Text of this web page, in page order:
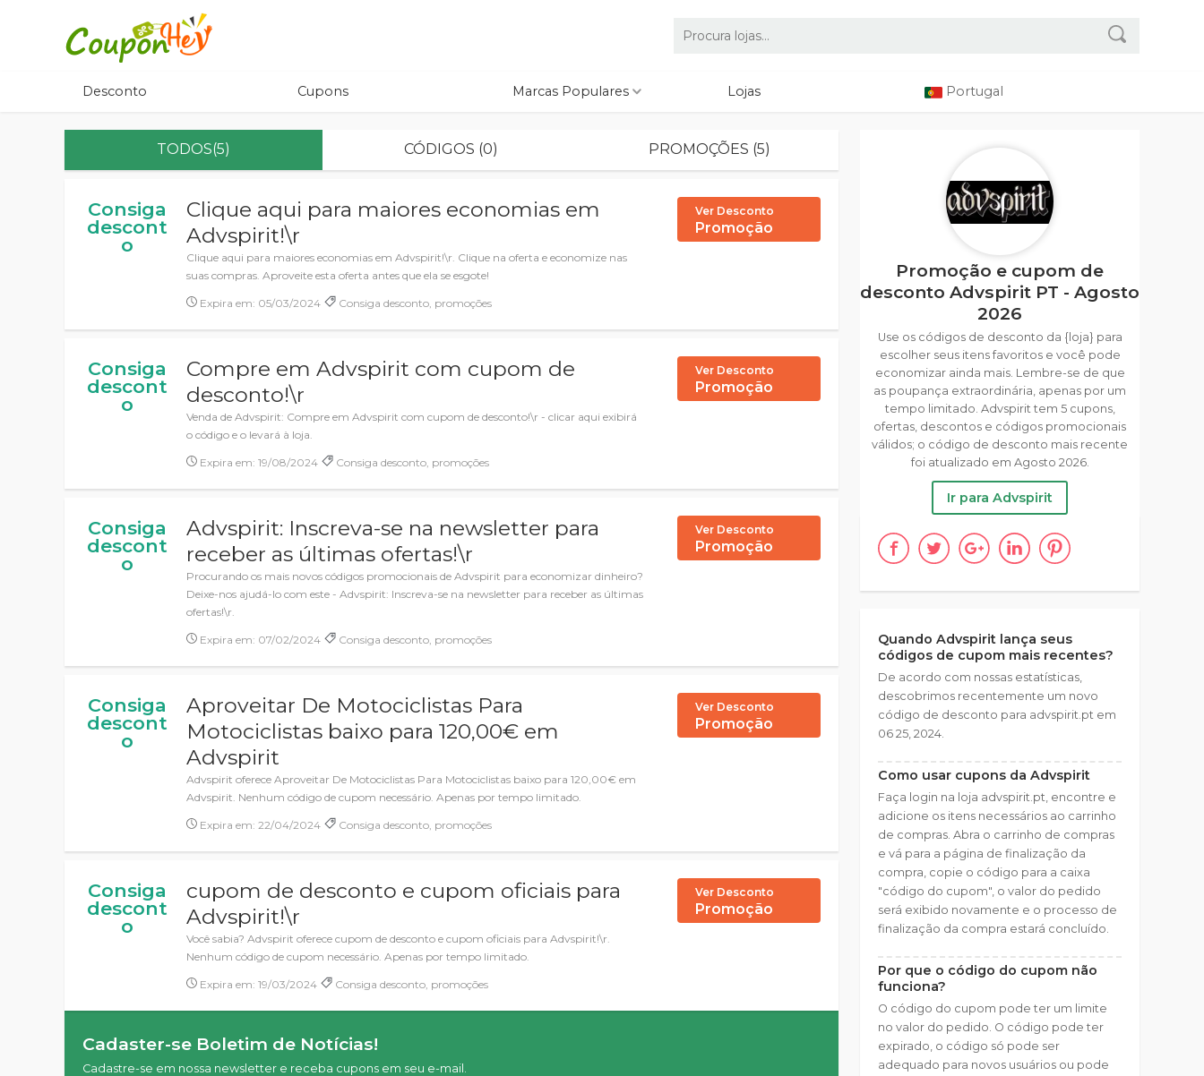
Desconto Cupons Marcas Populares Lojas Portugal
TODOS(5) CÓDIGOS (0) PROMOÇÕES (5)
Consiga
descont
o
Clique aqui para maiores economias em
Advspirit!\r
Clique aqui para maiores economias em Advspirit!\r. Clique na oferta e economize nas
suas compras. Aproveite esta oferta antes que ela se esgote!
Expira em: 05/03/2024 Consiga desconto, promoções
Ver Desconto
Promoção
Consiga
descont
o
Compre em Advspirit com cupom de
desconto!\r
Venda de Advspirit: Compre em Advspirit com cupom de desconto!\r - clicar aqui exibirá
o código e o levará à loja.
Expira em: 19/08/2024 Consiga desconto, promoções
Ver Desconto
Promoção
Consiga
descont
o
Advspirit: Inscreva-se na newsletter para
receber as últimas ofertas!\r
Procurando os mais novos códigos promocionais de Advspirit para economizar dinheiro?
Deixe-nos ajudá-lo com este - Advspirit: Inscreva-se na newsletter para receber as últimas
ofertas!\r.
Expira em: 07/02/2024 Consiga desconto, promoções
Ver Desconto
Promoção
Consiga
descont
o
Aproveitar De Motociclistas Para
Motociclistas baixo para 120,00€ em
Advspirit
Advspirit oferece Aproveitar De Motociclistas Para Motociclistas baixo para 120,00€ em
Advspirit. Nenhum código de cupom necessário. Apenas por tempo limitado.
Expira em: 22/04/2024 Consiga desconto, promoções
Ver Desconto
Promoção
Consiga
descont
o
cupom de desconto e cupom oficiais para
Advspirit!\r
Você sabia? Advspirit oferece cupom de desconto e cupom oficiais para Advspirit!\r.
Nenhum código de cupom necessário. Apenas por tempo limitado.
Expira em: 19/03/2024 Consiga desconto, promoções
Ver Desconto
Promoção
Cadaster-se Boletim de Notícias!
Cadastre-se em nossa newsletter e receba cupons em seu e-mail.
Promoção e cupom de
desconto Advspirit PT - Agosto
2026
Use os códigos de desconto da {loja} para
escolher seus itens favoritos e você pode
economizar ainda mais. Lembre-se de que
as poupança extraordinária, apenas por um
tempo limitado. Advspirit tem 5 cupons,
ofertas, descontos e códigos promocionais
válidos; o código de desconto mais recente
foi atualizado em Agosto 2026.
Ir para Advspirit
Quando Advspirit lança seus
códigos de cupom mais recentes?
De acordo com nossas estatísticas,
descobrimos recentemente um novo
código de desconto para advspirit.pt em
06 25, 2024.
Como usar cupons da Advspirit
Faça login na loja advspirit.pt, encontre e
adicione os itens necessários ao carrinho
de compras. Abra o carrinho de compras
e vá para a página de finalização da
compra, copie o código para a caixa
"código do cupom", o valor do pedido
será exibido novamente e o processo de
finalização da compra estará concluído.
Por que o código do cupom não
funciona?
O código do cupom pode ter um limite
no valor do pedido. O código pode ter
expirado, o código só pode ser
adequado para novos usuários ou pode